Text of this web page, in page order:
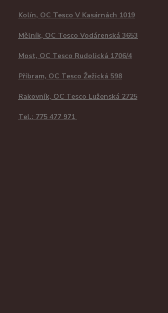
Kolín, OC Tesco V Kasárnách 1019
Mělník, OC Tesco Vodárenská 3653
Most, OC Tesco Rudolická 1706/4
Příbram, OC Tesco Žežická 598
Rakovník, OC Tesco Luženská 2725
Tel.: 775 477 971